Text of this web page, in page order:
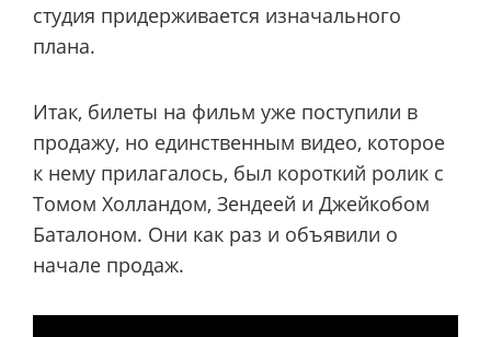
студия придерживается изначального
плана.
Итак, билеты на фильм уже поступили в
продажу, но единственным видео, которое
к нему прилагалось, был короткий ролик с
Томом Холландом, Зендеей и Джейкобом
Баталоном. Они как раз и объявили о
начале продаж.